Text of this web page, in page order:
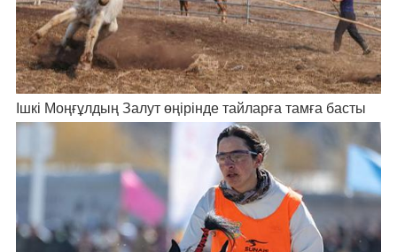
Ішкі Моңғұлдың Залут өңірінде тайларға тамға басты